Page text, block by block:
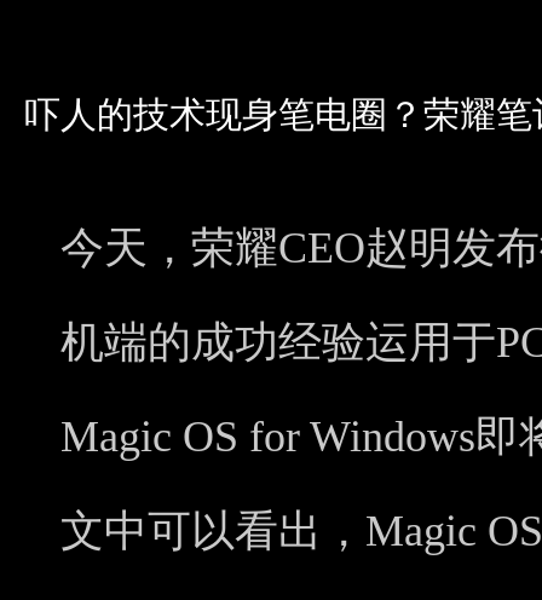
吓人的技术现身笔电圈？荣耀笔
今天，荣耀CEO赵明发
机端的成功经验运用于
Magic OS for Windows
文中可以看出，Magic